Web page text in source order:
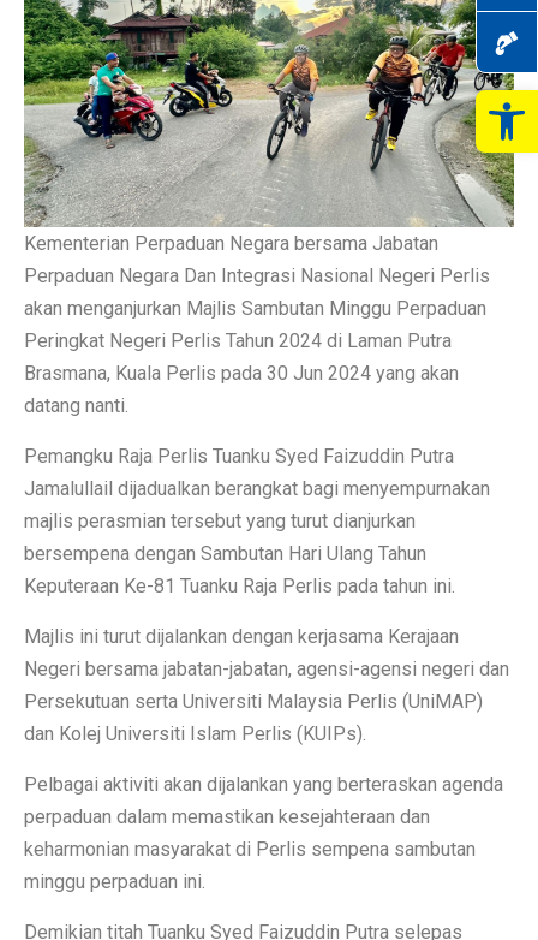
Kementerian Perpaduan Negara bersama Jabatan
Perpaduan Negara Dan Integrasi Nasional Negeri Perlis
akan menganjurkan Majlis Sambutan Minggu Perpaduan
Peringkat Negeri Perlis Tahun 2024 di Laman Putra
Brasmana, Kuala Perlis pada 30 Jun 2024 yang akan
datang nanti.
Pemangku Raja Perlis Tuanku Syed Faizuddin Putra
Jamalullail dijadualkan berangkat bagi menyempurnakan
majlis perasmian tersebut yang turut dianjurkan
bersempena dengan Sambutan Hari Ulang Tahun
Keputeraan Ke-81 Tuanku Raja Perlis pada tahun ini.
Majlis ini turut dijalankan dengan kerjasama Kerajaan
Negeri bersama jabatan-jabatan, agensi-agensi negeri dan
Persekutuan serta Universiti Malaysia Perlis (UniMAP)
dan Kolej Universiti Islam Perlis (KUIPs).
Pelbagai aktiviti akan dijalankan yang berteraskan agenda
perpaduan dalam memastikan kesejahteraan dan
keharmonian masyarakat di Perlis sempena sambutan
minggu perpaduan ini.
Demikian titah Tuanku Syed Faizuddin Putra selepas